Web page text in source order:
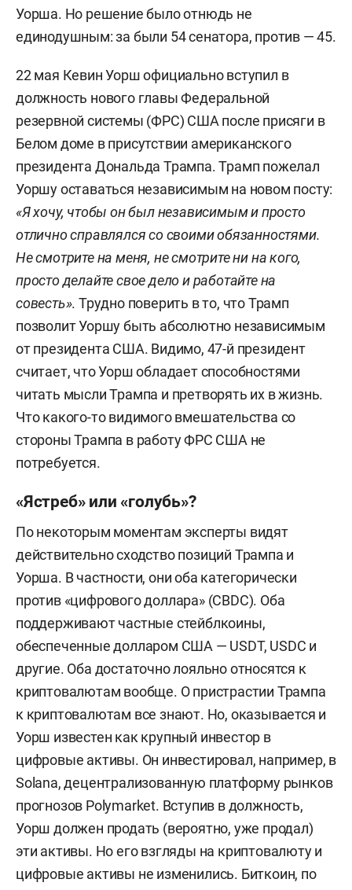
Уорша. Но решение было отнюдь не
единодушным: за были 54 сенатора, против — 45.
22 мая Кевин Уорш официально вступил в
должность нового главы Федеральной
резервной системы (ФРС) США после присяги в
Белом доме в присутствии американского
президента Дональда Трампа. Трамп пожелал
Уоршу оставаться независимым на новом посту:
«Я хочу, чтобы он был независимым и просто
отлично справлялся со своими обязанностями.
Не смотрите на меня, не смотрите ни на кого,
просто делайте свое дело и работайте на
совесть». Трудно поверить в то, что Трамп
позволит Уоршу быть абсолютно независимым
от президента США. Видимо, 47-й президент
считает, что Уорш обладает способностями
читать мысли Трампа и претворять их в жизнь.
Что какого-то видимого вмешательства со
стороны Трампа в работу ФРС США не
потребуется.
«Ястреб» или «голубь»?
По некоторым моментам эксперты видят
действительно сходство позиций Трампа и
Уорша. В частности, они оба категорически
против «цифрового доллара» (CBDC). Оба
поддерживают частные стейблкоины,
обеспеченные долларом США — USDT, USDC и
другие. Оба достаточно лояльно относятся к
криптовалютам вообще. О пристрастии Трампа
к криптовалютам все знают. Но, оказывается и
Уорш известен как крупный инвестор в
цифровые активы. Он инвестировал, например, в
Solana, децентрализованную платформу рынков
прогнозов Polymarket. Вступив в должность,
Уорш должен продать (вероятно, уже продал)
эти активы. Но его взгляды на криптовалюту и
цифровые активы не изменились. Биткоин, по